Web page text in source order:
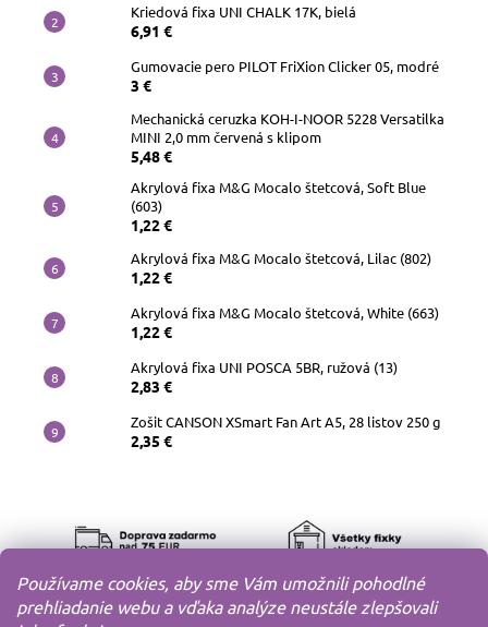
Používame cookies, aby sme Vám umožnili pohodlné
prehliadanie webu a vďaka analýze neustále zlepšovali
Kriedová fixa UNI CHALK 17K, bielá
6,91 €
Gumovacie pero PILOT FriXion Clicker 05, modré
3 €
Mechanická ceruzka KOH-I-NOOR 5228 Versatilka
MINI 2,0 mm červená s klipom
5,48 €
Akrylová fixa M&G Mocalo štetcová, Soft Blue
(603)
1,22 €
Akrylová fixa M&G Mocalo štetcová, Lilac (802)
1,22 €
Akrylová fixa M&G Mocalo štetcová, White (663)
1,22 €
Akrylová fixa UNI POSCA 5BR, ružová (13)
2,83 €
Zošit CANSON XSmart Fan Art A5, 28 listov 250 g
2,35 €